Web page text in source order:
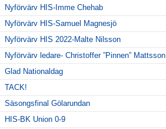
Nyförvärv HIS-Imme Chehab
Nyförvärv HIS-Samuel Magnesjö
Nyförvärv HIS 2022-Malte Nilsson
Nyförvärv ledare- Christoffer ”Pinnen” Mattsson
Glad Nationaldag
TACK!
Säsongsfinal Gölarundan
HIS-BK Union 0-9